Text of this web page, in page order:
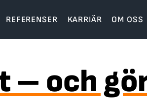
REFERENSER KARRIÄR OM OSS
– och